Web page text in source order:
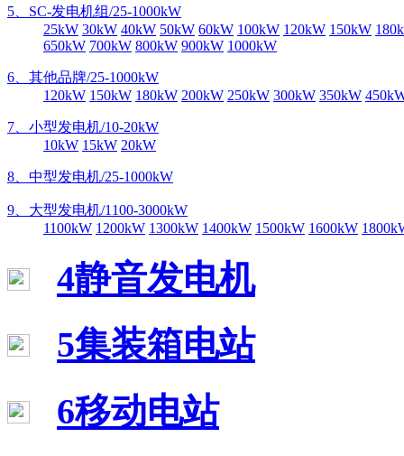
5、SC-发电机组/25-1000kW
25kW 30kW 40kW 50kW 60kW 100kW 120kW 150kW
650kW 700kW 800kW 900kW 1000kW
6、其他品牌/25-1000kW
120kW 150kW 180kW 200kW 250kW 300kW 350kW
7、小型发电机/10-20kW
10kW 15kW 20kW
8、中型发电机/25-1000kW
9、大型发电机/1100-3000kW
1100kW 1200kW 1300kW 1400kW 1500kW 1600kW
4静音发电机
5集装箱电站
6移动电站